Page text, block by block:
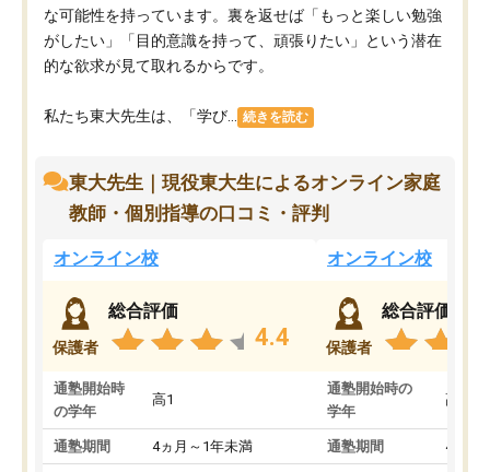
な可能性を持っています。裏を返せば「もっと楽しい勉強
がしたい」「目的意識を持って、頑張りたい」という潜在
的な欲求が見て取れるからです。
私たち東大先生は、「学び... 続きを読む
東大先生｜現役東大生によるオンライン家庭
教師・個別指導の口コミ・評判
オンライン校
保護者
総合評価
4.4
通塾開始時
の学年
高1
通塾期間 4ヵ月～1年未満
オンライン校
保護者
総合評価
通塾開始時の
学年
高3
通塾期間 4ヵ月